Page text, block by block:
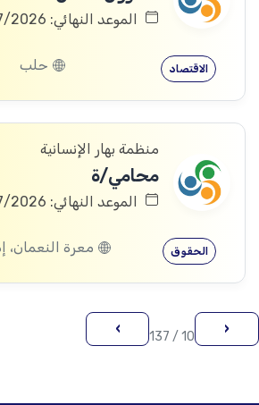
الموعد النهائي: 30/07/2026
الاقتصاد حلب
منظمة بهار الإنسانية
محامي/ة
الموعد النهائي: 29/07/2026
الحقوق معرة النعمان،
‹
10 / 137
›